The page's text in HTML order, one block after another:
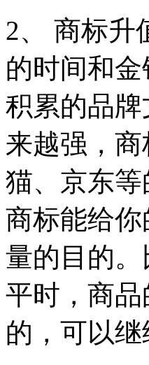
2、 商标升
的时间和
积累的品
来越强，
猫、京东
商标能给
量的目的
平时，商
的，可以